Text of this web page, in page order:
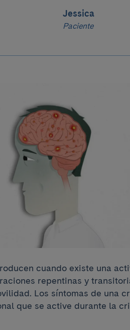
Jessica
Paciente
cuando existe una
repentinas y
Los síntomas de una
que se active durante la